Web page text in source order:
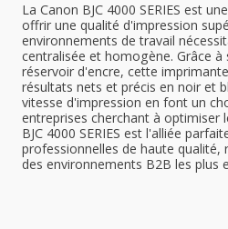
La Canon BJC 4000 SERIES est
offrir une qualité d'impression
environnements de travail
centralisée et homogène. Grâce
réservoir d'encre, cette
résultats nets et précis en noir et
vitesse d'impression en font un
entreprises cherchant à optimiser
BJC 4000 SERIES est l'alliée
professionnelles de haute qualité,
des environnements B2B les plus